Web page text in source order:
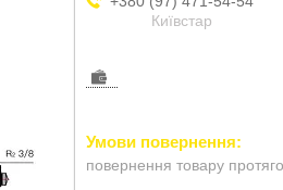
Київстар
повернення товару